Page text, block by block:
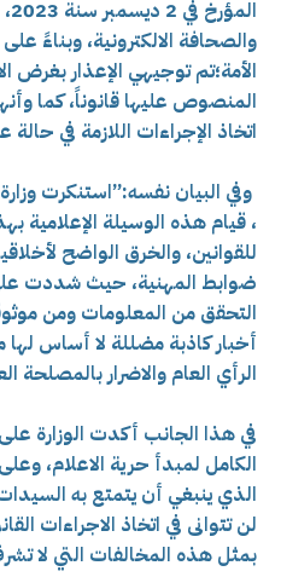
والصحافة الالكترونية، وبناءً
الأمة؛تم توجيهي الإعذار بغرض
المنصوص عليها قانوناً، كما
اتخاذ الإجراءات اللازمة في حالة
وفي البيان نفسه:”استنكرت
، قيام هذه الوسيلة الإعلامية
للقوانين، والخرق الواضح
ضوابط المهنية، حيث شددت
التحقق من المعلومات ومن
أخبار كاذبة مضللة لا أساس
الرأي العام والاضرار بالمصلحة
في هذا الجانب أكدت الوزارة
الكامل لمبدأ حرية الاعلام،
الذي ينبغي أن يتمتع به
لن تتوانى في اتخاذ الاجراءات
بمثل هذه المخالفات التي لا